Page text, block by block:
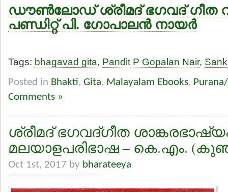
ഡൗണ്‍ലോഡ് ശ്രീമദ് ഭഗവദ് ഗീത
പണ്ഡിറ്റ് പി. ഗോപാലന്‍ നായര്‍
Tags: bhagavad gita, Pandit P Gopalan Nair,
Posted in Bhakti, Gita, Malayalam Ebooks,
Comments »
ശ്രീമദ് ഭഗവദ്ഗീത
മലയാളപരിഭാഷ – കെ.എം.
Oct 1st, 2017 by bharateeya